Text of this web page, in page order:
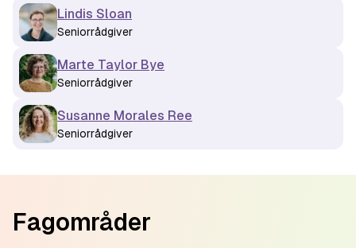
Lindis Sloan
Seniorrådgiver
Marte Taylor Bye
Seniorrådgiver
Susanne Morales Ree
Seniorrådgiver
Fagområder